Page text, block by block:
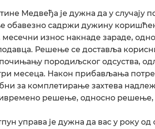
Медвеђа је дужна да у случају
обавезно садржи дужину
износ накнаде зараде,
Решење се доставља
породиљског одсуства,
месеца. Након прибављања
за комплетирање захтева
решење, односно
управа је дужна да вас у року